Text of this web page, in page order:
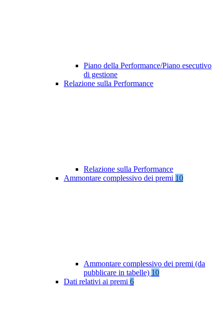
Piano della Performance/Piano esecutivo
di gestione
Relazione sulla Performance
Relazione sulla Performance
Ammontare complessivo dei premi 10
Ammontare complessivo dei premi (da
pubblicare in tabelle) 10
Dati relativi ai premi 6